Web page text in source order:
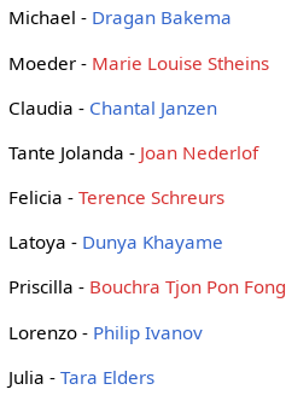
Michael - Dragan Bakema
Moeder - Marie Louise Stheins
Claudia - Chantal Janzen
Tante Jolanda - Joan Nederlof
Felicia - Terence Schreurs
Latoya - Dunya Khayame
Priscilla - Bouchra Tjon Pon Fong
Lorenzo - Philip Ivanov
Julia - Tara Elders